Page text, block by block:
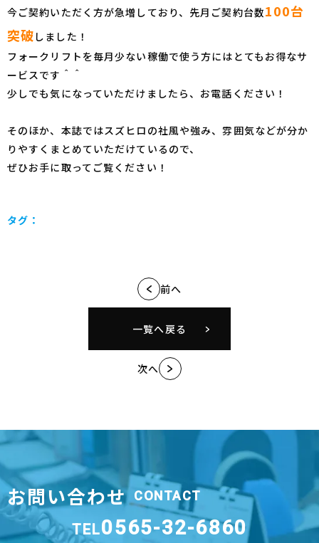
今ご契約いただく方が急増しており、先月ご契約台数100台
突破 しました！
フォークリフトを毎月少ない稼働で使う方にはとてもお得なサ
ービスです＾＾
少しでも気になっていただけましたら、お電話ください！
そのほか、本誌ではスズヒロの社風や強み、雰囲気などが分か
りやすくまとめていただけているので、
ぜひお手に取ってご覧ください！
タグ：
前へ
一覧へ戻る
次へ
お問い合わせ CONTACT
TEL0565-32-6860